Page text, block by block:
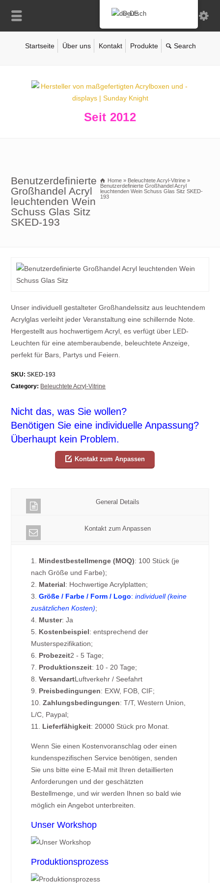
Startseite Über uns Kontakt Produkte
Seit 2012
Benutzerdefinierte
Großhandel Acryl
leuchtenden Wein
Schuss Glas Sitz
SKED-193
Home » Beleuchtete Acryl-Vitrine »
Benutzerdefinierte Großhandel Acryl
leuchtenden Wein Schuss Glas Sitz SKED-
193
Unser individuell gestalteter Großhandelssitz aus leuchtendem
Acrylglas verleiht jeder Veranstaltung eine schillernde Note.
Hergestellt aus hochwertigem Acryl, es verfügt über LED-
Leuchten für eine atemberaubende, beleuchtete Anzeige,
perfekt für Bars, Partys und Feiern.
SKU: SKED-193
Category: Beleuchtete Acryl-Vitrine
Nicht das, was Sie wollen?
Benötigen Sie eine individuelle Anpassung?
Überhaupt kein Problem.
Kontakt zum Anpassen
General Details
Kontakt zum Anpassen
1. Mindestbestellmenge (MOQ): 100 Stück (je
nach Größe und Farbe);
2. Material: Hochwertige Acrylplatten;
3.Größe / Farbe / Form / Logo:individuell (keine
zusätzlichen Kosten);
4. Muster: Ja
5. Kostenbeispiel: entsprechend der
Musterspezifikation;
6. Probezeit2 - 5 Tage;
7. Produktionszeit: 10 - 20 Tage;
8.VersandartLuftverkehr / Seefahrt
9. Preisbedingungen: EXW, FOB, CIF;
10.Zahlungsbedingungen: T/T, Western Union,
L/C, Paypal;
11. Lieferfähigkeit: 20000 Stück pro Monat.
Wenn Sie einen Kostenvoranschlag oder einen
kundenspezifischen Service benötigen, senden
Sie uns bitte eine E-Mail mit Ihren detaillierten
Anforderungen und der geschätzten
Bestellmenge, und wir werden Ihnen so bald wie
möglich ein Angebot unterbreiten.
Unser Workshop
Produktionsprozess
Deutsch